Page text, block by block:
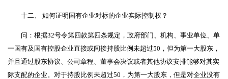
十二、 如何证明国有企业对标的企业实际控制权？
问：根据32号令第四款第四条规定，政府部门、机构、事业单位、单
一国有及国有控股企业直接或间接持股比例未超过50，但为第一大股东，
并且通过股东协议、公司章程、董事会决议或者其他协议安排能够对其实
际支配的企业。对于持股比例未超过50，为第一大股东，但是对企业没有